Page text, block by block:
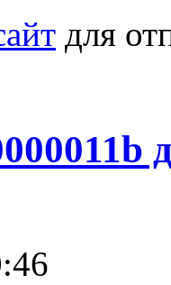
для